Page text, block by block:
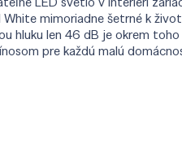
mimoriadne šetrné k
hluku len 46 dB je okrem
pre každú malú